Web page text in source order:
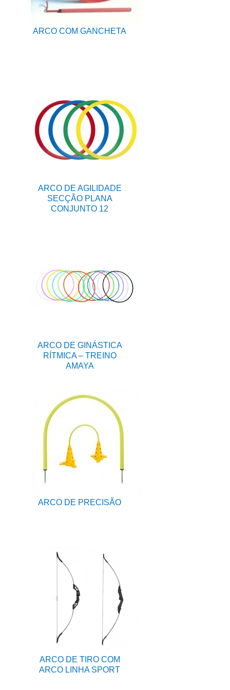
ARCO COM GANCHETA
ARCO DE AGILIDADE
SECÇÃO PLANA
CONJUNTO 12
ARCO DE GINÁSTICA
RÍTMICA – TREINO
AMAYA
ARCO DE PRECISÃO
ARCO DE TIRO COM
ARCO LINHA SPORT